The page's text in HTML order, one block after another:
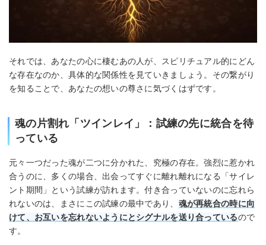
それでは、あなたの心に棲むあの人が、スピリチュアル的にどん
な存在なのか、具体的な関係性を見ていきましょう。その繋がり
を知ることで、あなたの想いの尊さに気づくはずです。
魂の片割れ「ツインレイ」：試練の先に統合を待
っている
元々一つだった魂が二つに分かれた、究極の存在。強烈に惹かれ
合うのに、多くの場合、出会ってすぐに離れ離れになる「サイレ
ント期間」という試練が訪れます。付き合っていないのに忘れら
れないのは、まさにこの試練の最中であり、 魂が再統合の時に向
けて、お互いを忘れないようにとシグナルを送り合っているので
す。